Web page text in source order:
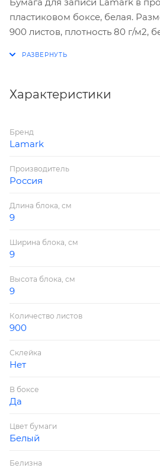
пластиковом боксе, белая.
900 листов, плотность 80 г/м2,
Характеристики
Бренд
Lamark
Производитель
Россия
Длина блока, см
9
Ширина блока, см
9
Высота блока, см
9
Количество листов
900
Склейка
Нет
В боксе
Да
Цвет бумаги
Белый
Белизна